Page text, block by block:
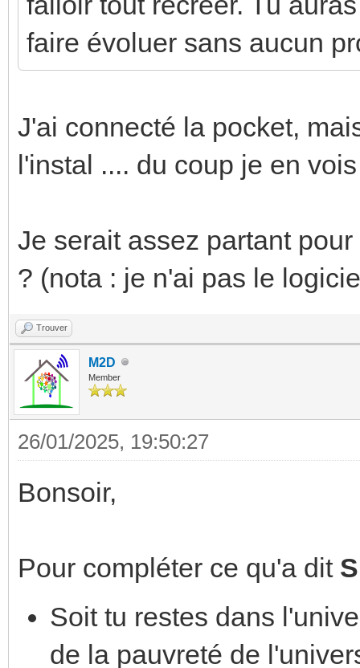
faire évoluer sans aucun
J'ai connecté la pocket,
l'instal .... du coup je en
Je serait assez partant
? (nota : je n'ai pas le
Trouver
M2D
Member
26/01/2025, 19:50:27
Bonsoir,
Pour compléter ce qu'a dit
Soit tu restes dans
de la pauvreté de